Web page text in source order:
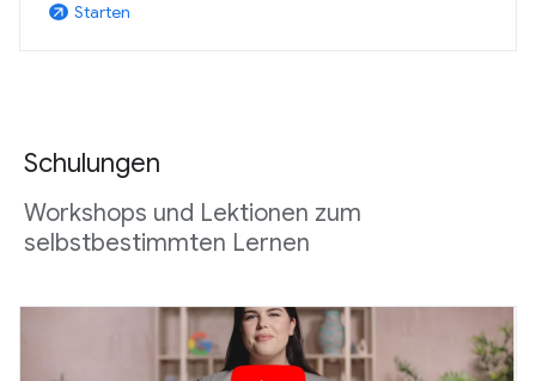
arrow_outward Starten
Schulungen
Workshops und Lektionen zum
selbstbestimmten Lernen